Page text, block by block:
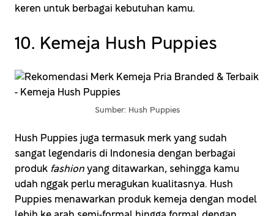
keren untuk berbagai kebutuhan kamu.
10. Kemeja Hush Puppies
Sumber: Hush Puppies
Hush Puppies juga termasuk merk yang sudah
sangat legendaris di Indonesia dengan berbagai
produk fashion yang ditawarkan, sehingga kamu
udah nggak perlu meragukan kualitasnya. Hush
Puppies menawarkan produk kemeja dengan model